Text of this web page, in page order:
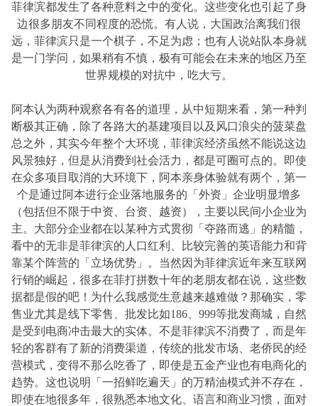
菲律滨都发生了各种意料之中的变化。这些变化也引起了身
边很多朋友不同程度的恐慌。有人说，大国政治离我们很
远，菲律滨只是一个棋子，不足为虑；也有人说站队本身就
是一门学问，如果稍有不慎，极有可能会在未来的地区乃至
世界规模的对抗中，吃大亏。
阿本认为两种观察各有各的道理，从中短期来看，第一种判
断极其正确，除了各路大的基建项目以及风口浪尖的菠菜盘
总之外，其实今年整个大环境，菲律滨经济虽然不能说这边
风景独好，但是从消费到社会活力，都是可圈可点的。即使
在众多项目取消的大环境下，阿本亲身体验就有两个，第一
个是通过阿本进行企业落地服务的「外资」企业明显增多
（包括但不限于中资、台资、越资），主要以民间小企业为
主。大部分企业都在以某种方式贯彻「夺路而逃」的精髓，
看中的无非是菲律滨的人口红利、比较完善的英语能力和背
靠某个阵营的「立场优势」。当然因为菲律滨近年来互联网
行销的崛起，很多在菲打拼数十年的老朋友都在说，这些数
据都是假的吧！为什么我感觉生意越来越难做？那确实，零
售业尤其是线下零售、批发比如186、999等批发商城，自然
是受到电商冲击最大的实体。不是菲律滨不消费了，而是年
轻的客群有了新的消费渠道，传统的批发市场、老侨民的经
营模式，变得不那么吃香了，即使是五金产业也有电商化的
趋势。这也说明「一招鲜吃遍天」的万精油模式并不存在，
即使在地很多年，很熟悉本地文化、语言和商业习惯，面对